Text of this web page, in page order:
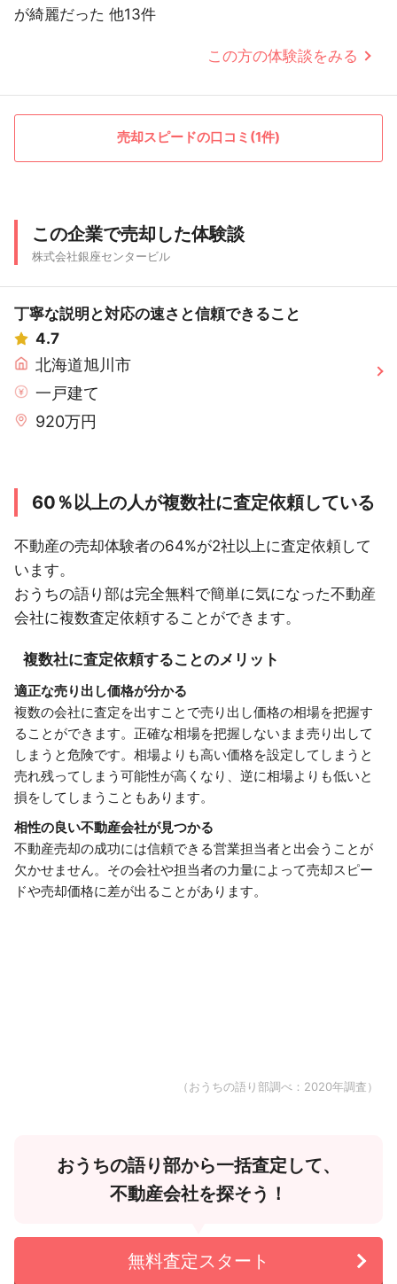
が綺麗だった 他13件
この方の体験談をみる
売却スピードの口コミ(1件)
この企業で売却した体験談
株式会社銀座センタービル
丁寧な説明と対応の速さと信頼できること
4.7
北海道旭川市
一戸建て
920万円
60％以上の人が複数社に査定依頼している
不動産の売却体験者の64%が2社以上に査定依頼して
います。
おうちの語り部は完全無料で簡単に気になった不動産
会社に複数査定依頼することができます。
複数社に査定依頼することのメリット
適正な売り出し価格が分かる
複数の会社に査定を出すことで売り出し価格の相場を把握す
ることができます。正確な相場を把握しないまま売り出して
しまうと危険です。相場よりも高い価格を設定してしまうと
売れ残ってしまう可能性が高くなり、逆に相場よりも低いと
損をしてしまうこともあります。
相性の良い不動産会社が見つかる
不動産売却の成功には信頼できる営業担当者と出会うことが
欠かせません。その会社や担当者の力量によって売却スピー
ドや売却価格に差が出ることがあります。
（おうちの語り部調べ：2020年調査）
おうちの語り部から一括査定して、
不動産会社を探そう！
無料査定スタート